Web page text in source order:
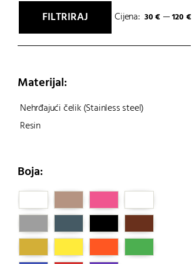
cijena
cijena
FILTRIRAJ Cijena: 30 €—120 €
Materijal:
Nehrđajući čelik (Stainless steel)
Resin
Boja: